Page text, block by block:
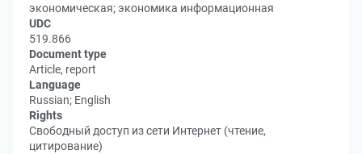
экономическая; экономика информационная
UDC
519.866
Document type
Article, report
Language
Russian; English
Rights
Свободный доступ из сети Интернет (чтение,
цитирование)